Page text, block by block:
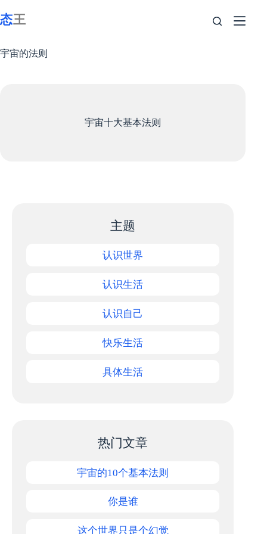
至
宇宙的法则
宇宙十大基本法则
主题
认识世界
认识生活
认识自己
快乐生活
具体生活
热门文章
宇宙的10个基本法则
你是谁
这个世界只是个幻觉